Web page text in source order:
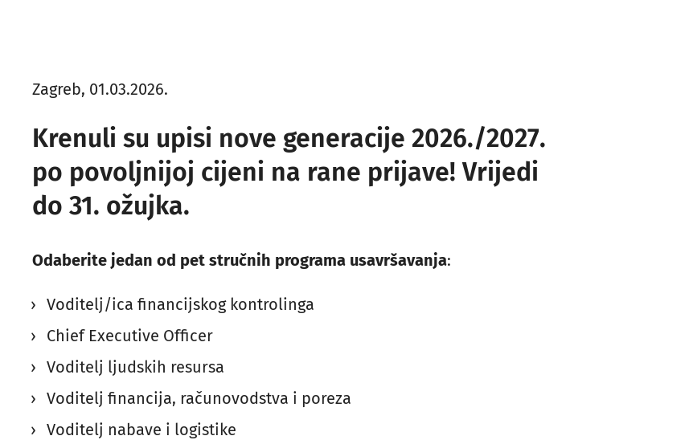
Uvođenje i razvoj funkcije HR-a
Zagreb, 01.03.2026.
Krenuli su upisi nove generacije 2026./2027.
po povoljnijoj cijeni na rane prijave! Vrijedi
do 31. ožujka.
Odaberite jedan od pet stručnih programa usavršavanja:
Voditelj/ica financijskog kontrolinga
Chief Executive Officer
Voditelj ljudskih resursa
Voditelj financija, računovodstva i poreza
Voditelj nabave i logistike